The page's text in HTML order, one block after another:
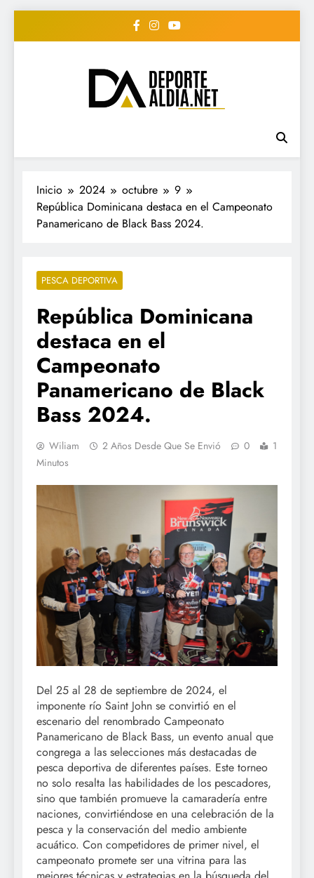
• DEPORTE AL DIA •
"Periodico Deportivo
Digital"
#deportealdiard #deportealdiaperiodico
Inicio 2024 octubre
9
República Dominicana destaca en el Campeonato
Panamericano de Black Bass 2024.
PESCA DEPORTIVA
República Dominicana
destaca en el
Campeonato
Panamericano de Black
Bass 2024.
Wiliam 2 Años Desde Que Se Envió 0
1
Minutos
Del 25 al 28 de septiembre de 2024, el
imponente río Saint John se convirtió en el
escenario del renombrado Campeonato
Panamericano de Black Bass, un evento anual que
congrega a las selecciones más destacadas de
pesca deportiva de diferentes países. Este torneo
no solo resalta las habilidades de los pescadores,
sino que también promueve la camaradería entre
naciones, convirtiéndose en una celebración de la
pesca y la conservación del medio ambiente
acuático. Con competidores de primer nivel, el
campeonato promete ser una vitrina para las